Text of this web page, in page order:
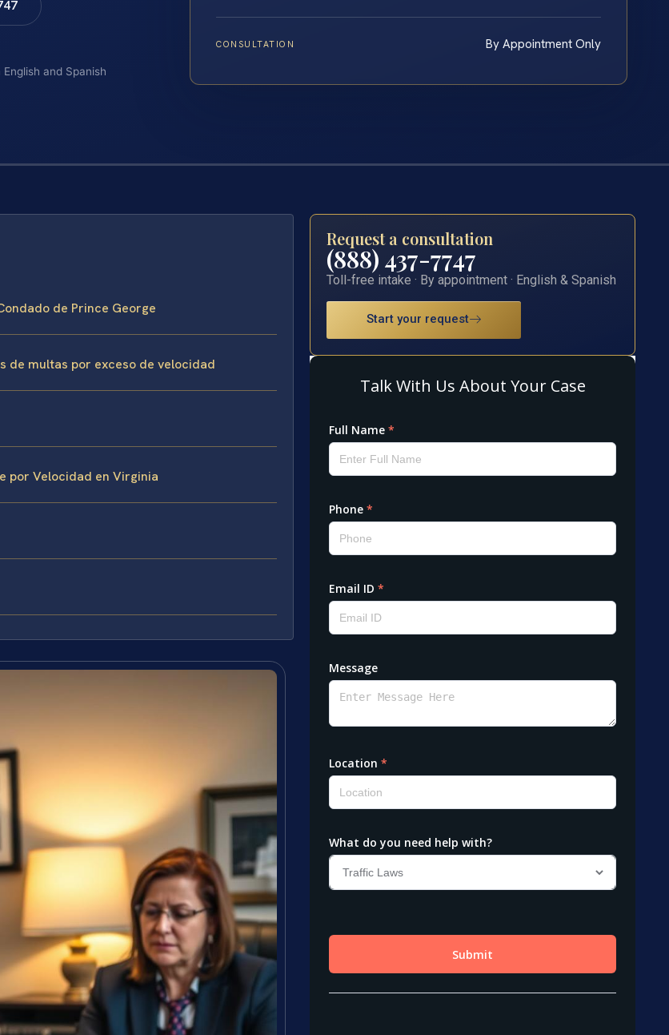
and Spanish
CONSULTATION By Appointment Only
de Prince George
de multas por exceso de velocidad
por Velocidad en Virginia
Request a consultation
(888) 437-7747
Toll-free intake · By appointment · English & Spanish
Start your request